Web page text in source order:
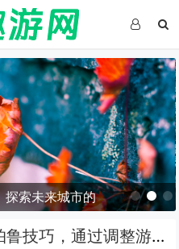
息灵感之旅——新西兰南岛
验
幻兽帕鲁快速孵化传奇帕鲁技巧，通过调整游戏内时间与特定食物组合可大幅缩短孵化等待